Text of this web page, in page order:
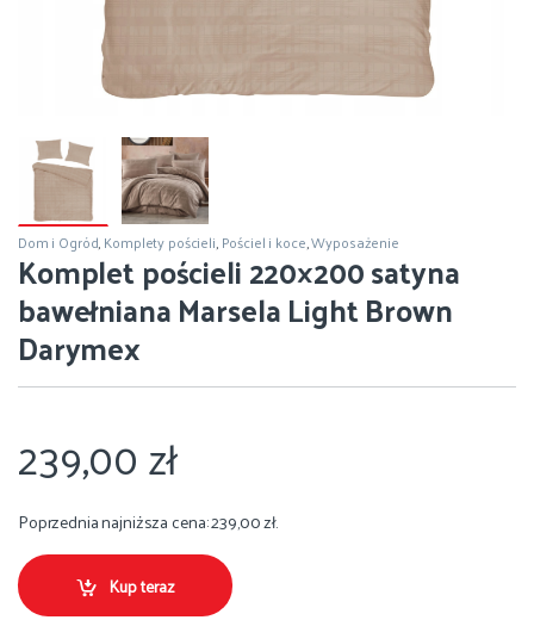
Dom i Ogród,Komplety pościeli,Pościel i koce,Wyposażenie
Komplet pościeli 220×200 satyna
bawełniana Marsela Light Brown
Darymex
239,00zł
Poprzednia najniższa cena:239,00zł.
Kup teraz